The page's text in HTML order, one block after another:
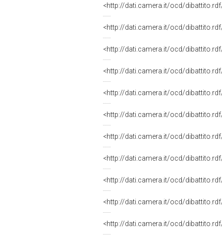
<http://dati.camera.it/ocd/
<http://dati.camera.it/ocd/
<http://dati.camera.it/ocd/
<http://dati.camera.it/ocd/
<http://dati.camera.it/ocd/
<http://dati.camera.it/ocd/
<http://dati.camera.it/ocd/
<http://dati.camera.it/ocd/
<http://dati.camera.it/ocd/
<http://dati.camera.it/ocd/
<http://dati.camera.it/ocd/